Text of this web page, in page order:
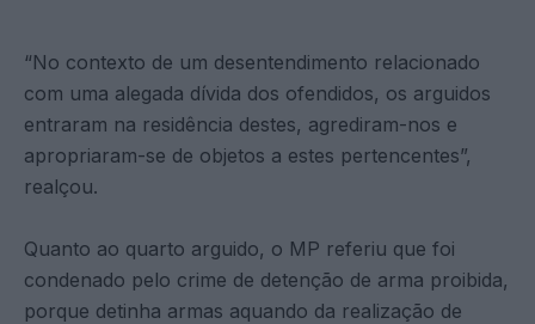
“No contexto de um desentendimento relacionado
com uma alegada dívida dos ofendidos, os arguidos
entraram na residência destes, agrediram-nos e
apropriaram-se de objetos a estes pertencentes”,
realçou.
Quanto ao quarto arguido, o MP referiu que foi
condenado pelo crime de detenção de arma proibida,
porque detinha armas aquando da realização de